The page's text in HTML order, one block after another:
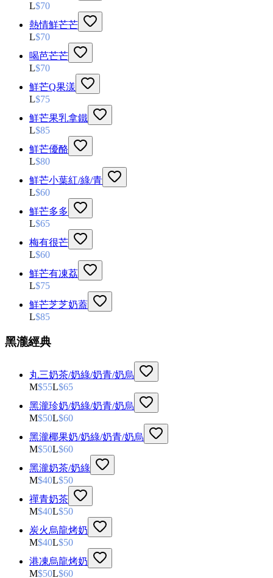
L$70
熱情鮮芒芒
L$70
喝芭芒芒
L$70
鮮芒Q果漾
L$75
鮮芒果乳拿鐵
L$85
鮮芒優酪
L$80
鮮芒小葉紅/綠/青
L$60
鮮芒多多
L$65
梅有很芒
L$60
鮮芒有凍荔
L$75
鮮芒芝芝奶蓋
L$85
黑瀧經典
丸三奶茶/奶綠/奶青/奶烏
M$55L$65
黑瀧珍奶/奶綠/奶青/奶烏
M$50L$60
黑瀧椰果奶/奶綠/奶青/奶烏
M$50L$60
黑瀧奶茶/奶綠
M$40L$50
禪青奶茶
M$40L$50
炭火烏龍烤奶
M$40L$50
港凍烏龍烤奶
M$50L$60